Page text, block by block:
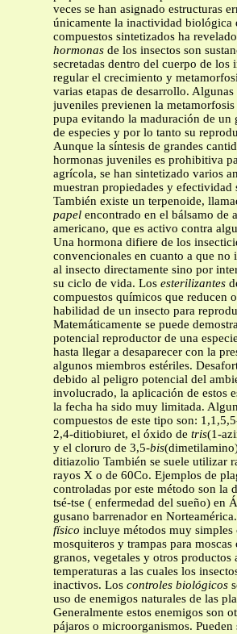
veces se han asignado estructuras
únicamente la inactividad biológica
compuestos sintetizados ha
hormonas de los insectos son
secretadas dentro del cuerpo de los
regular el crecimiento y
varias etapas de desarrollo.
juveniles previenen la metamorfosis
pupa evitando la maduración de un
de especies y por lo tanto su
Aunque la síntesis de grandes
hormonas juveniles es prohibitiva
agrícola, se han sintetizado varios
muestran propiedades y efectividad
También existe un terpenoide,
papel encontrado en el bálsamo de
americano, que es activo contra
Una hormona difiere de los
convencionales en cuanto a que no
al insecto directamente sino por
su ciclo de vida. Los esterilizantes
compuestos químicos que reducen
habilidad de un insecto para
Matemáticamente se puede
potencial reproductor de una
hasta llegar a desaparecer con la
algunos miembros estériles.
debido al peligro potencial del
involucrado, la aplicación de estos
la fecha ha sido muy limitada.
compuestos de este tipo son:
2,4-ditiobiuret, el óxido de tris(1-
y el cloruro de 3,5-bis
ditiazolio También se suele utilizar
rayos X o de 60Co. Ejemplos de
controladas por este método son la
tsé-tse ( enfermedad del sueño) en
gusano barrenador en
físico incluye métodos muy simples
mosquiteros y trampas para moscas
granos, vegetales y otros productos
temperaturas a las cuales los
inactivos. Los controles biológicos
uso de enemigos naturales de las
Generalmente estos enemigos son
pájaros o microorganismos. Pueden